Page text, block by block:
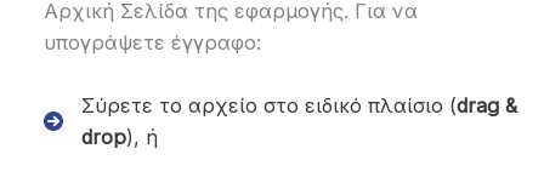
Αρχική Σελίδα της εφαρμογής. Για να
υπογράψετε έγγραφο:
Σύρετε το αρχείο στο ειδικό πλαίσιο (drag &
drop), ή